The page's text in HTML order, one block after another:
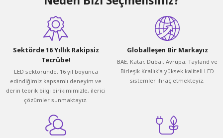
Sektörde 16 Yıllık Rakipsiz
Tecrübe!
LED sektöründe, 16 yıl boyunca
edindiğimiz kapsamlı deneyim ve
derin teorik bilgi birikimimizle, ilerici
çözümler sunmaktayız.
Globalleşen Bir Markayız
BAE, Katar, Dubai, Avrupa, Tayland ve
Birleşik Krallık'a yüksek kaliteli LED
sistemler ihraç etmekteyiz.